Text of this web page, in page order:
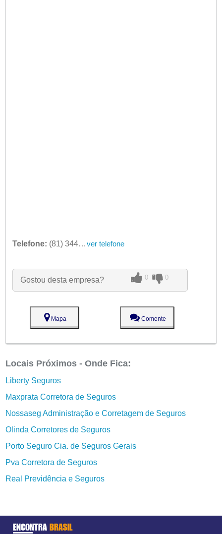
Telefone: (81) 3445-4720 ver telefone
Gostou desta empresa? 0 0
Mapa Comente
Locais Próximos - Onde Fica:
Liberty Seguros
Maxprata Corretora de Seguros
Nossaseg Administração e Corretagem de Seguros
Olinda Corretores de Seguros
Porto Seguro Cia. de Seguros Gerais
Pva Corretora de Seguros
Real Previdência e Seguros
ENCONTRA BRASIL